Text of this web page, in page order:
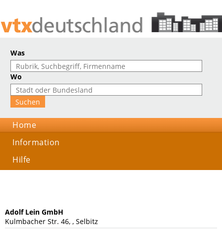
Was
Wo
Home
Information
Hilfe
Adolf Lein GmbH
Kulmbacher Str. 46, , Selbitz